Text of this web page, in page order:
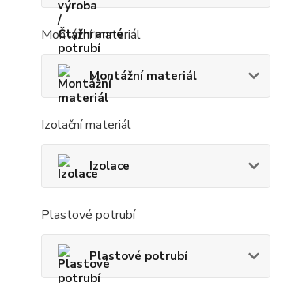
Montážní materiál
Montážní materiál
Izolační materiál
Izolace
Plastové potrubí
Plastové potrubí